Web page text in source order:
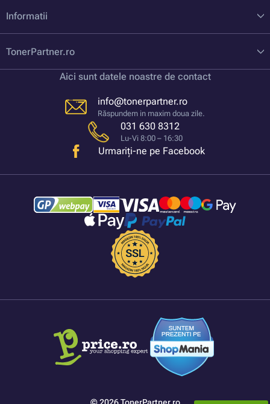
Informatii
TonerPartner.ro
Aici sunt datele noastre de contact
info@tonerpartner.ro
Răspundem in maxim doua zile.
031 630 8312
Lu-Vi 8:00 – 16:30
Urmariți-ne pe Facebook